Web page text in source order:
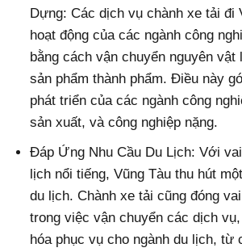
Dựng: Các dịch vụ chành xe tải đi
hoạt động của các ngành công
bằng cách vận chuyển nguyên vật
sản phẩm thành phẩm. Điều này
phát triển của các ngành công
sản xuất, và công nghiệp nặng.
Đáp Ứng Nhu Cầu Du Lịch: Với
lịch nổi tiếng, Vũng Tàu thu hút
du lịch. Chành xe tải cũng đóng
trong việc vận chuyển các dịch
hóa phục vụ cho ngành du lịch, từ